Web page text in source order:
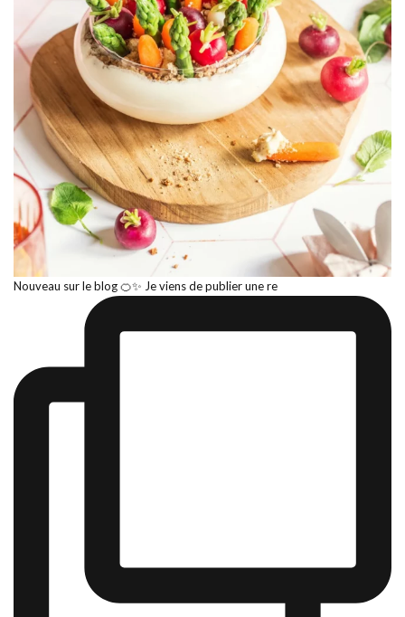
Nouveau sur le blog 🍊✨ Je viens de publier une re